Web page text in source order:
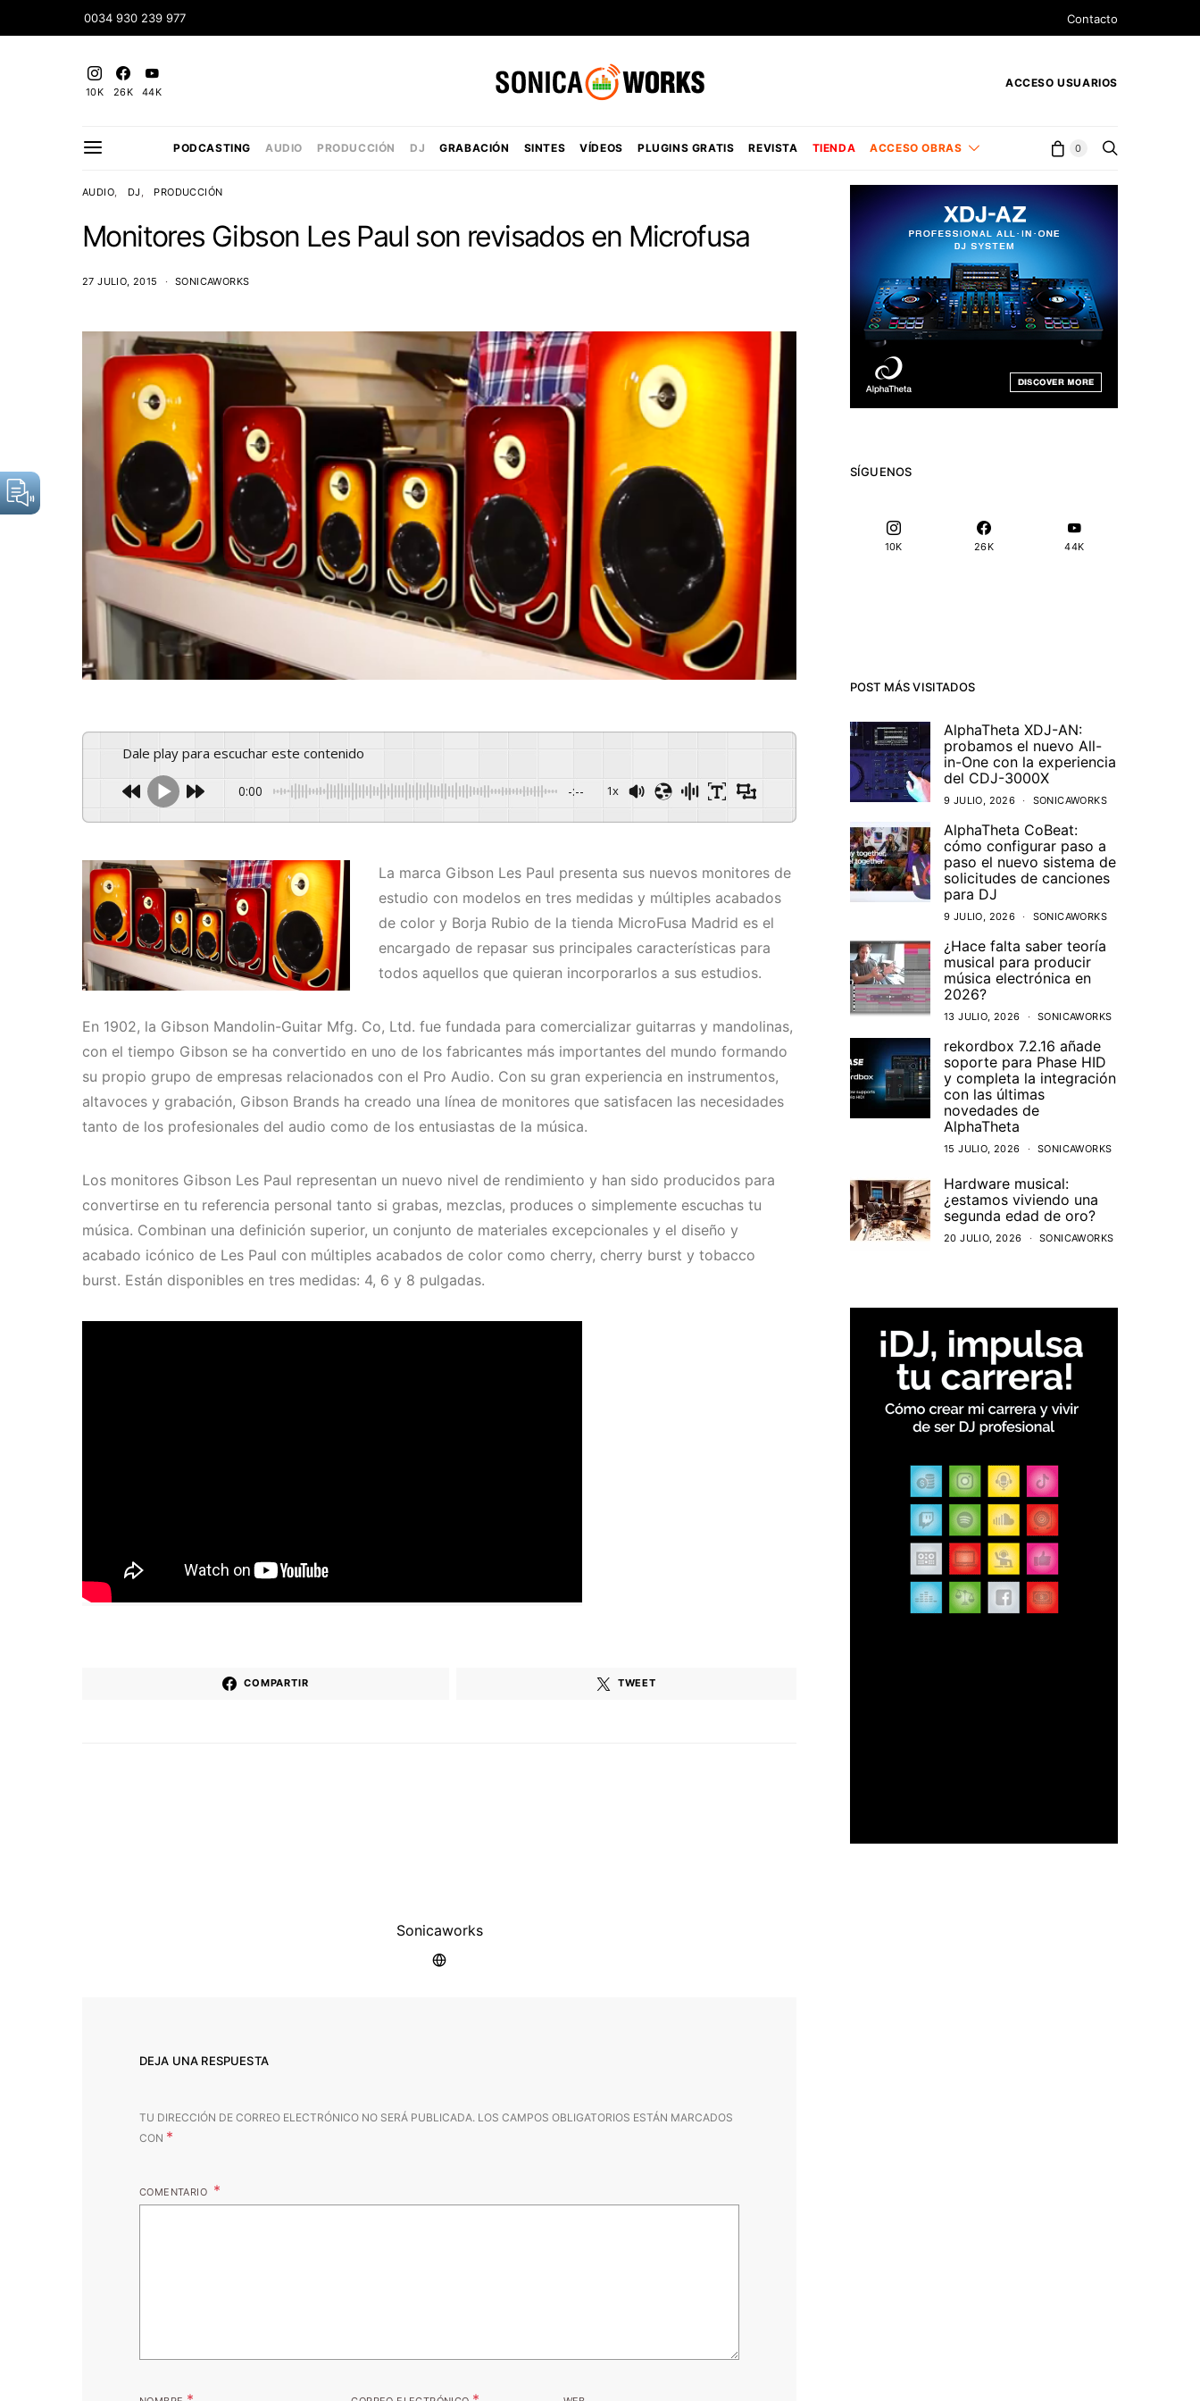
0034 930 239 977 Contacto
10K 26K 44K
ACCESO USUARIOS
PODCASTING AUDIO PRODUCCIÓN DJ GRABACIÓN SINTES VÍDEOS PLUGINS GRATIS REVISTA TIENDA ACCESO OBRAS 0
AUDIO DJ PRODUCCIÓN
Monitores Gibson Les Paul son revisados en Microfusa
27 JULIO, 2015 SONICAWORKS
Dale play para escuchar este contenido
0:00 -:-- 1x
La marca Gibson Les Paul presenta sus nuevos monitores de
estudio con modelos en tres medidas y múltiples acabados
de color y Borja Rubio de la tienda MicroFusa Madrid es el
encargado de repasar sus principales características para
todos aquellos que quieran incorporarlos a sus estudios.
En 1902, la Gibson Mandolin-Guitar Mfg. Co, Ltd. fue fundada para comercializar guitarras y mandolinas,
con el tiempo Gibson se ha convertido en uno de los fabricantes más importantes del mundo formando
su propio grupo de empresas relacionados con el Pro Audio. Con su gran experiencia en instrumentos,
altavoces y grabación, Gibson Brands ha creado una línea de monitores que satisfacen las necesidades
tanto de los profesionales del audio como de los entusiastas de la música.
Los monitores Gibson Les Paul representan un nuevo nivel de rendimiento y han sido producidos para
convertirse en tu referencia personal tanto si grabas, mezclas, produces o simplemente escuchas tu
música. Combinan una definición superior, un conjunto de materiales excepcionales y el diseño y
acabado icónico de Les Paul con múltiples acabados de color como cherry, cherry burst y tobacco
burst. Están disponibles en tres medidas: 4, 6 y 8 pulgadas.
COMPARTIR TWEET
Sonicaworks
DEJA UNA RESPUESTA
TU DIRECCIÓN DE CORREO ELECTRÓNICO NO SERÁ PUBLICADA. LOS CAMPOS OBLIGATORIOS ESTÁN MARCADOS
CON *
COMENTARIO
SÍGUENOS
10K 26K 44K
POST MÁS VISITADOS
AlphaTheta XDJ-AN:
probamos el nuevo All-
in-One con la experiencia
del CDJ-3000X
9 JULIO, 2026 SONICAWORKS
AlphaTheta CoBeat:
cómo configurar paso a
paso el nuevo sistema de
solicitudes de canciones
para DJ
9 JULIO, 2026 SONICAWORKS
¿Hace falta saber teoría
musical para producir
música electrónica en
2026?
13 JULIO, 2026 SONICAWORKS
rekordbox 7.2.16 añade
soporte para Phase HID
y completa la integración
con las últimas
novedades de
AlphaTheta
15 JULIO, 2026 SONICAWORKS
Hardware musical:
¿estamos viviendo una
segunda edad de oro?
20 JULIO, 2026 SONICAWORKS